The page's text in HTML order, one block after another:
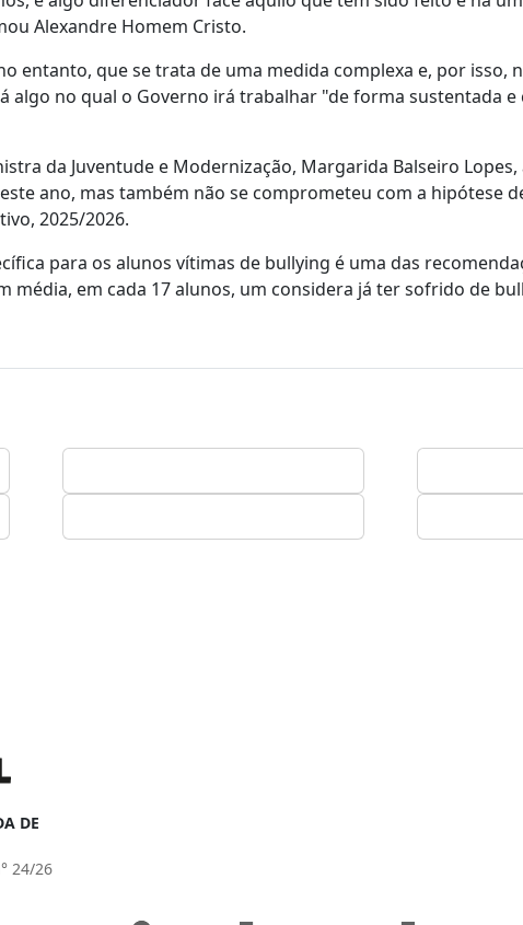
Alexandre Homem Cristo.
entanto, que se trata de uma medida complexa e, por isso,
algo no qual o Governo irá trabalhar "de forma sustentada
da Juventude e Modernização, Margarida Balseiro
ano, mas também não se comprometeu com a hipótese
2025/2026.
para os alunos vítimas de bullying é uma das
média, em cada 17 alunos, um considera já ter sofrido de
DE
24/26